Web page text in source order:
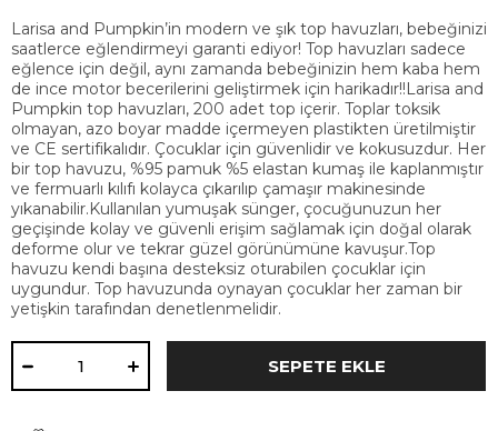
Larisa and Pumpkin’in modern ve şık top havuzları, bebeğinizi
saatlerce eğlendirmeyi garanti ediyor! Top havuzları sadece
eğlence için değil, aynı zamanda bebeğinizin hem kaba hem
de ince motor becerilerini geliştirmek için harikadır!!Larisa and
Pumpkin top havuzları, 200 adet top içerir. Toplar toksik
olmayan, azo boyar madde içermeyen plastikten üretilmiştir
ve CE sertifikalıdır. Çocuklar için güvenlidir ve kokusuzdur. Her
bir top havuzu, %95 pamuk %5 elastan kumaş ile kaplanmıştır
ve fermuarlı kılıfı kolayca çıkarılıp çamaşır makinesinde
yıkanabilir.Kullanılan yumuşak sünger, çocuğunuzun her
geçişinde kolay ve güvenli erişim sağlamak için doğal olarak
deforme olur ve tekrar güzel görünümüne kavuşur.Top
havuzu kendi başına desteksiz oturabilen çocuklar için
uygundur. Top havuzunda oynayan çocuklar her zaman bir
yetişkin tarafından denetlenmelidir.